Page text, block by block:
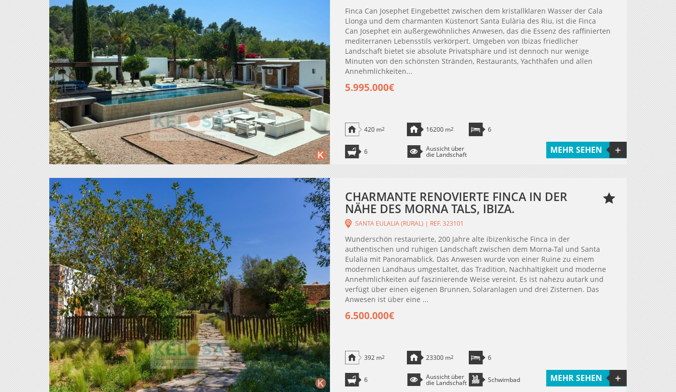
Finca Can Josephet Eingebettet zwischen dem kristallklaren Wasser der Cala
Llonga und dem charmanten Küstenort Santa Eulària des Riu, ist die Finca
Can Josephet ein außergewöhnliches Anwesen, das die Essenz des raffinierten
mediterranen Lebensstils verkörpert. Umgeben von Ibizas friedlicher
Landschaft bietet sie absolute Privatsphäre und ist dennoch nur wenige
Minuten von den schönsten Stränden, Restaurants, Yachthäfen und allen
Annehmlichkeiten...
5.995.000€
420 m2 16200 m2 6
6 Aussicht über
die Landschaft MEHR SEHEN
CHARMANTE RENOVIERTE FINCA IN DER
NÄHE DES MORNA TALS, IBIZA.
SANTA EULALIA (RURAL) | REF. 323101
Wunderschön restaurierte, 200 Jahre alte ibizenkische Finca in der
authentischen und ruhigen Landschaft zwischen dem Morna-Tal und Santa
Eulalia mit Panoramablick. Das Anwesen wurde von einer Ruine zu einem
modernen Landhaus umgestaltet, das Tradition, Nachhaltigkeit und moderne
Annehmlichkeiten auf faszinierende Weise vereint. Es ist nahezu autark und
verfügt über einen eigenen Brunnen, Solaranlagen und drei Zisternen. Das
Anwesen ist über eine ...
6.500.000€
392 m2 23300 m2 6
6 Aussicht über
die Landschaft Schwimbad MEHR SEHEN